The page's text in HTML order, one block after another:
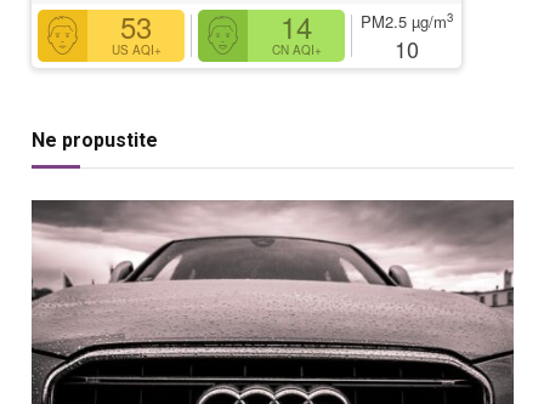
53
US AQI+
14
CN AQI+
PM2.5 µg/m3
10
Ne propustite